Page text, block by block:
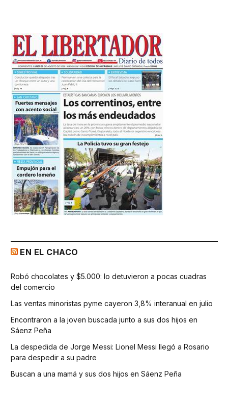
EN EL CHACO
Robó chocolates y $5.000: lo detuvieron a pocas cuadras
del comercio
Las ventas minoristas pyme cayeron 3,8% interanual en julio
Encontraron a la joven buscada junto a sus dos hijos en
Sáenz Peña
La despedida de Jorge Messi: Lionel Messi llegó a Rosario
para despedir a su padre
Buscan a una mamá y sus dos hijos en Sáenz Peña